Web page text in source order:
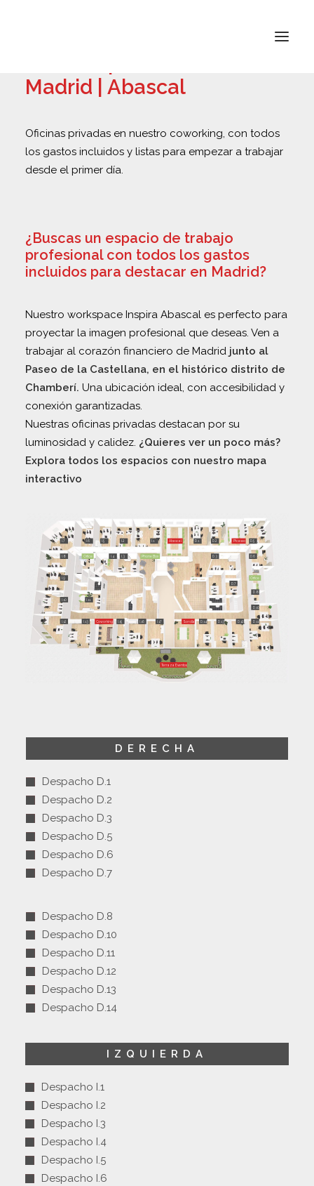
INSPIRA ATOCHA
INSPIRA ABASCAL
CONTACTO
Madrid | Abascal
Oficinas privadas en nuestro coworking, con todos
los gastos incluidos y listas para empezar a trabajar
desde el primer día.
¿Buscas un espacio de trabajo
profesional con todos los gastos
incluidos para destacar en Madrid?
Nuestro workspace Inspira Abascal es perfecto para
proyectar la imagen profesional que deseas. Ven a
trabajar al corazón financiero de Madrid junto al
Paseo de la Castellana, en el histórico distrito de
Chamberí. Una ubicación ideal, con accesibilidad y
conexión garantizadas.
Nuestras oficinas privadas destacan por su
luminosidad y calidez. ¿Quieres ver un poco más?
Explora todos los espacios con nuestro mapa
interactivo
Abascal Picasso
Sorolla
Coworking
Terraza Eventos
Office
Office Phone Box
D.1 D.2
D.3
D.5
D.6
D.7
D.8
D.10
D.11
D.12
D.13
D.14
I.1
I.2
I.3
I.4
I.5
I.6
I.7
I.8
I.9
I.10 I.11
I.12 I.13 I.15 I.16 I.17
DERECHA
Despacho D.1
Despacho D.2
Despacho D.3
Despacho D.5
Despacho D.6
Despacho D.7
Despacho D.8
Despacho D.10
Despacho D.11
Despacho D.12
Despacho D.13
Despacho D.14
IZQUIERDA
Despacho I.1
Despacho I.2
Despacho I.3
Despacho I.4
Despacho I.5
Despacho I.6